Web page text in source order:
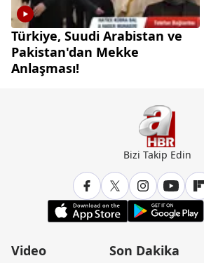
Türkiye, Suudi Arabistan ve
Pakistan'dan Mekke
Anlaşması!
Bizi Takip Edin
Video
Son Dakika